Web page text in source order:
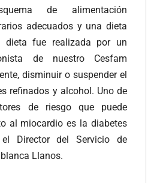
de alimentación
adecuados y una dieta
dieta fue realizada por un
de nuestro Cesfam
disminuir o suspender el
refinados y alcohol. Uno de
de riesgo que puede
al miocardio es la diabetes
el Director del Servicio de
Llanos.